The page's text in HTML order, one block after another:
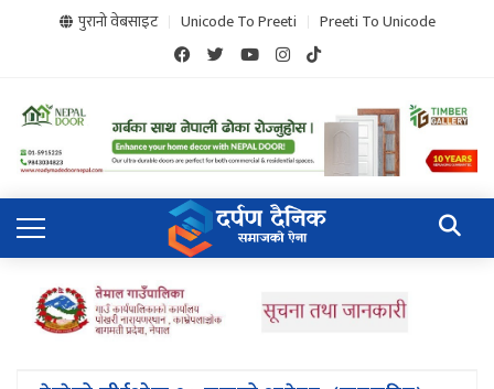
पुरानो वेबसाइट Unicode To Preeti Preeti To Unicode